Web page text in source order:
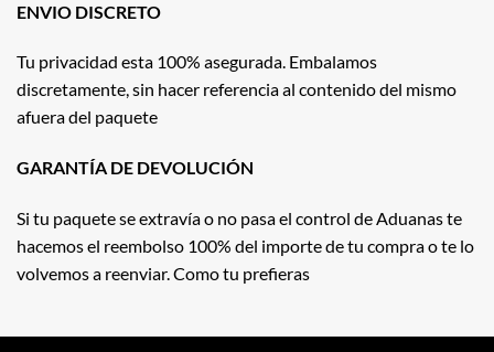
ENVIO DISCRETO
Tu privacidad esta 100% asegurada. Embalamos
discretamente, sin hacer referencia al contenido del mismo
afuera del paquete
GARANTÍA DE DEVOLUCIÓN
Si tu paquete se extravía o no pasa el control de Aduanas te
hacemos el reembolso 100% del importe de tu compra o te lo
volvemos a reenviar. Como tu prefieras